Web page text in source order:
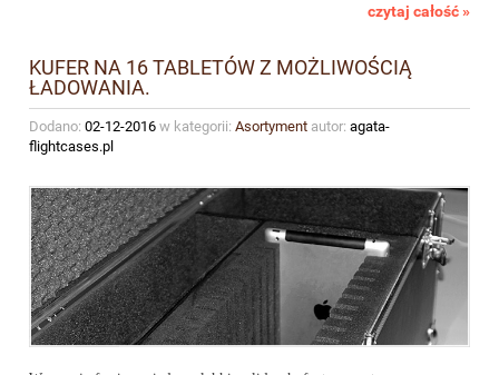
czytaj całość »
KUFER NA 16 TABLETÓW Z MOŻLIWOŚCIĄ
ŁADOWANIA.
Dodano: 02-12-2016 w kategorii: Asortyment autor: agata-
flightcases.pl